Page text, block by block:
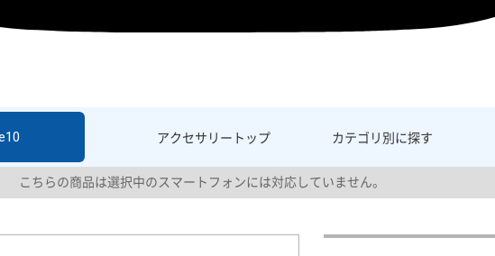
アクセサリー トップ カテゴリ別に探す
こちらの商品は選択中のスマートフォンには対応していません。